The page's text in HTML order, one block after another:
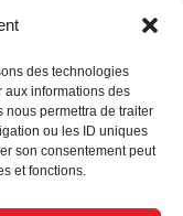
des technologies
aux informations des
nous permettra de traiter
ou les ID uniques
son consentement peut
et fonctions.
4 000 références
en stock